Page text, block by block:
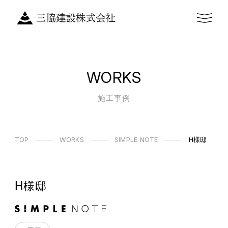
WORKS
施工事例
TOP WORKS SIMPLE NOTE H様邸
H様邸